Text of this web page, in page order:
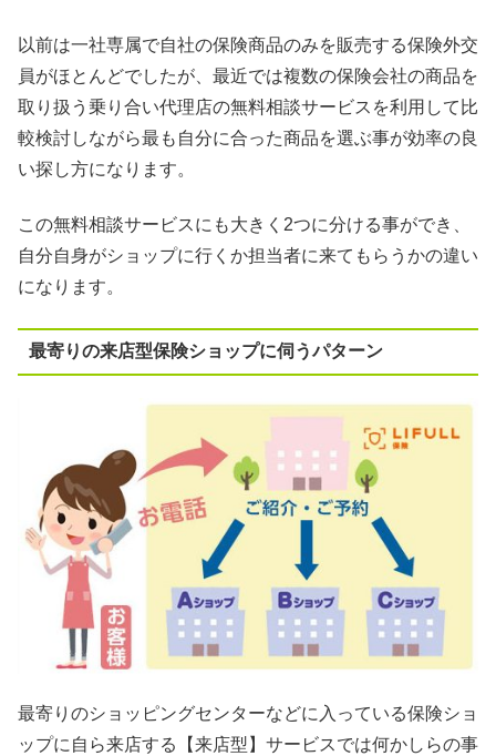
以前は一社専属で自社の保険商品のみを販売する保険外交
員がほとんどでしたが、最近では複数の保険会社の商品を
取り扱う乗り合い代理店の無料相談サービスを利用して比
較検討しながら最も自分に合った商品を選ぶ事が効率の良
い探し方になります。
この無料相談サービスにも大きく2つに分ける事ができ、
自分自身がショップに行くか担当者に来てもらうかの違い
になります。
最寄りの来店型保険ショップに伺うパターン
最寄りのショッピングセンターなどに入っている保険ショ
ップに自ら来店する【来店型】サービスでは何かしらの事